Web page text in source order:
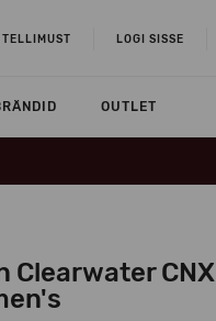
LOGI SISSE
OUTLET
Clearwater